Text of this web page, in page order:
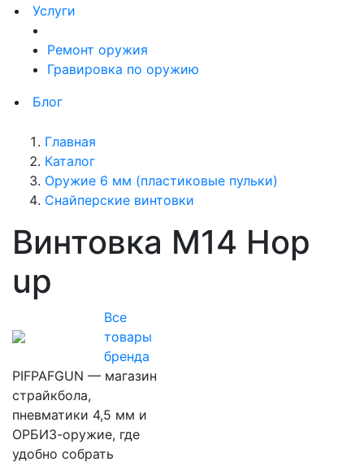
Услуги
Ремонт оружия
Гравировка по оружию
Блог
Главная
Каталог
Оружие 6 мм (пластиковые пульки)
Снайперские винтовки
Винтовка M14 Hop
up
Все
товары
бренда
PIFPAFGUN — магазин
страйкбола,
пневматики 4,5 мм и
ОРБИЗ-оружие, где
удобно собрать